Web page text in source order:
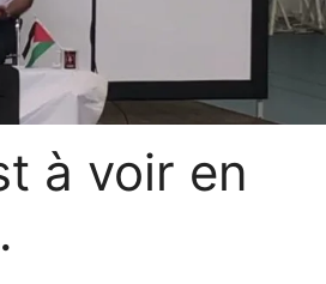
à voir en